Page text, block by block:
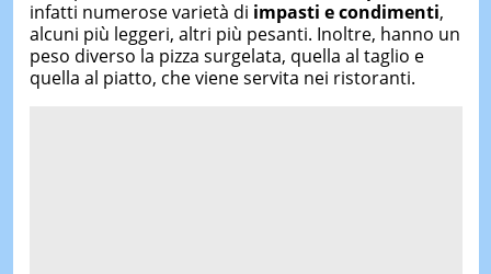
infatti numerose varietà di impasti e condimenti,
alcuni più leggeri, altri più pesanti. Inoltre, hanno un
peso diverso la pizza surgelata, quella al taglio e
quella al piatto, che viene servita nei ristoranti.